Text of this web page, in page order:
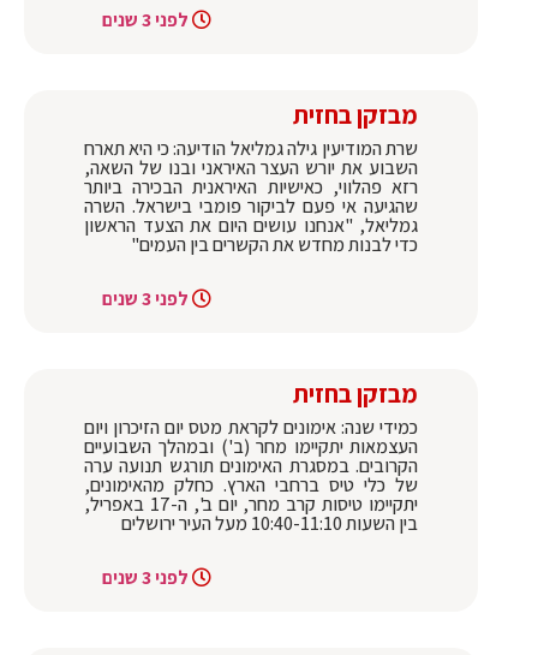
לפני 3 שנים
מבזקן בחזית
שרת המודיעין גילה גמליאל הודיעה: כי היא תארח
השבוע את יורש העצר האיראני ובנו של השאה,
רזא פהלווי, כאישיות האיראנית הבכירה ביותר
שהגיעה אי פעם לביקור פומבי בישראל. השרה
גמליאל, "אנחנו עושים היום את הצעד הראשון
כדי לבנות מחדש את הקשרים בין העמים"
לפני 3 שנים
מבזקן בחזית
כמידי שנה: אימונים לקראת מטס יום הזיכרון ויום
העצמאות יתקיימו מחר (ב') ובמהלך השבועיים
הקרובים. במסגרת האימונים תורגש תנועה ערה
של כלי טיס ברחבי הארץ. כחלק מהאימונים,
יתקיימו טיסות קרב מחר, יום ב', ה-17 באפריל,
בין השעות 10:40-11:10 מעל העיר ירושלים
לפני 3 שנים